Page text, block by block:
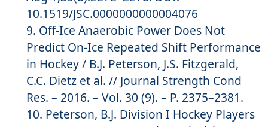
10.1519/JSC.0000000000004076
Off-Ice Anaerobic Power Does Not
Predict On-Ice Repeated Shift Performance
in Hockey / B.J. Peterson, J.S. Fitzgerald,
C.C. Dietz et al. // Journal Strength Cond
Res. – 2016. – Vol. 30 (9). – P. 2375–2381.
Peterson, B.J. Division I Hockey Players